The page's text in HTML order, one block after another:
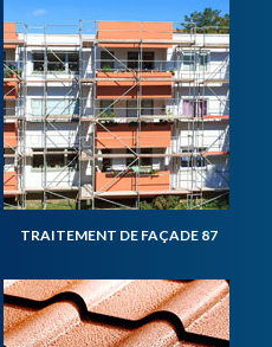
TRAITEMENT DE FAÇADE 87